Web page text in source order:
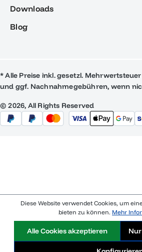
Downloads
Blog
* Alle Preise inkl. gesetzl.
und ggf. Nachnahmegebühren, wenn
© 2026, All Rights Reserved
Diese Website verwendet Cookies, um
bieten zu können. Mehr
Alle Cookies akzeptieren